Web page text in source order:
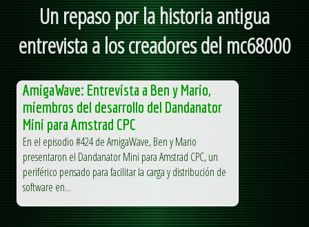
Un repaso por la historia antigua
entrevista a los creadores del mc68000
AmigaWave: Entrevista a Ben y Mario,
miembros del desarrollo del Dandanator
Mini para Amstrad CPC
En el episodio #424 de AmigaWave, Ben y Mario
presentaron el Dandanator Mini para Amstrad CPC, un
periférico pensado para facilitar la carga y distribución de
software en...